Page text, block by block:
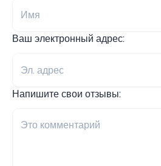
Ваш электронный адрес:
Напишите свои отзывы: